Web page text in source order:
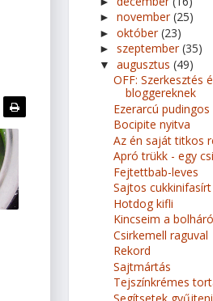
► november(25)
► október(23)
► szeptember(35)
▼ augusztus (49)
OFF: Szerkesztés
bloggereknek
Ezerarcú pudingos
Bocipite nyitva
Az én saját titkos
Apró trükk - egy
Fejtettbab-leves
Sajtos cukkinifasírt
Hotdog kifli
Kincseim a
Csirkemell raguval
Rekord
Sajtmártás
Tejszínkrémes
Segítsetek